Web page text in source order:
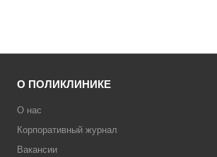
О ПОЛИКЛИНИКЕ
О нас
Корпоративный журнал
Вакансии